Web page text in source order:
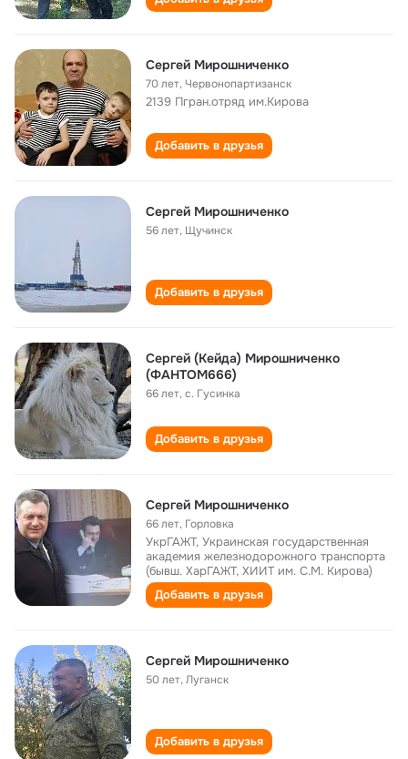
Сергей Мирошниченко
70 лет,Червонопартизанск
2139 Пгран.отряд им.Кирова
Добавить в друзья
Сергей Мирошниченко
56 лет, Щучинск
Добавить в друзья
Сергей (Кейда) Мирошниченко
(ФАНТОМ666)
66 лет,с. Гусинка
Добавить в друзья
Сергей Мирошниченко
66 лет, Горловка
УкрГАЖТ, Украинская государственная
академия железнодорожного транспорта
(бывш. ХарГАЖТ, ХИИТ им. С.М. Кирова)
Добавить в друзья
Сергей Мирошниченко
50 лет,Луганск
Добавить в друзья